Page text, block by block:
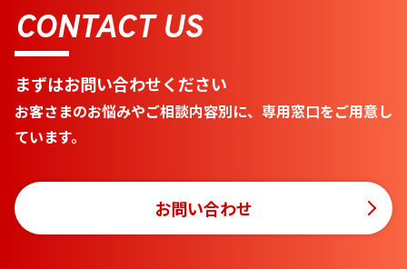
CONTACT US
まずはお問い合わせください
お客さまのお悩みやご相談内容別に、専用窓口をご用意し
ています。
お問い合わせ